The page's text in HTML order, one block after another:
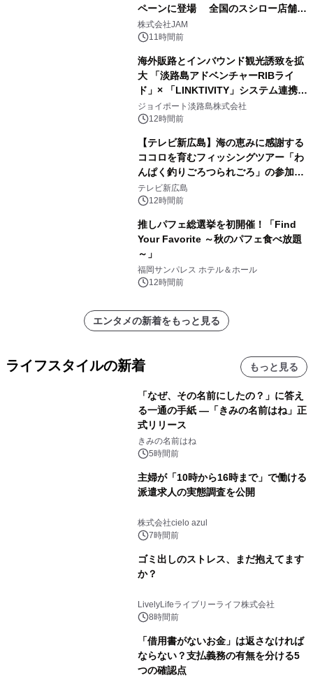
ペーンに登場 全国のスシロー店舗で
GR 4車種の FUNBOO(ミニカー)付き
メニューが展開されます
株式会社JAM
11時間前
海外販路とインバウンド観光誘致を拡
大 「淡路島アドベンチャーRIBライ
ド」× 「LINKTIVITY」システム連携を
開始！
ジョイポート淡路島株式会社
12時間前
【テレビ新広島】海の恵みに感謝する
ココロを育むフィッシングツアー「わ
んぱく釣りごろつられごろ」の参加小
学生を募集
テレビ新広島
12時間前
推しパフェ総選挙を初開催！「Find
Your Favorite ～秋のパフェ食べ放題
～」
福岡サンパレス ホテル＆ホール
12時間前
エンタメの新着をもっと見る
ライフスタイルの新着 もっと見る
「なぜ、その名前にしたの？」に答え
る一通の手紙 ―「きみの名前はね」正
式リリース
きみの名前はね
5時間前
主婦が「10時から16時まで」で働ける
派遣求人の実態調査を公開
株式会社cielo azul
7時間前
ゴミ出しのストレス、まだ抱えてます
か？
LivelyLifeライブリーライフ株式会社
8時間前
「借用書がないお金」は返さなければ
ならない？支払義務の有無を分ける5
つの確認点